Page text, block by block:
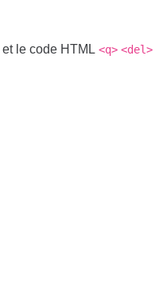
et le code HTML <q> <del>